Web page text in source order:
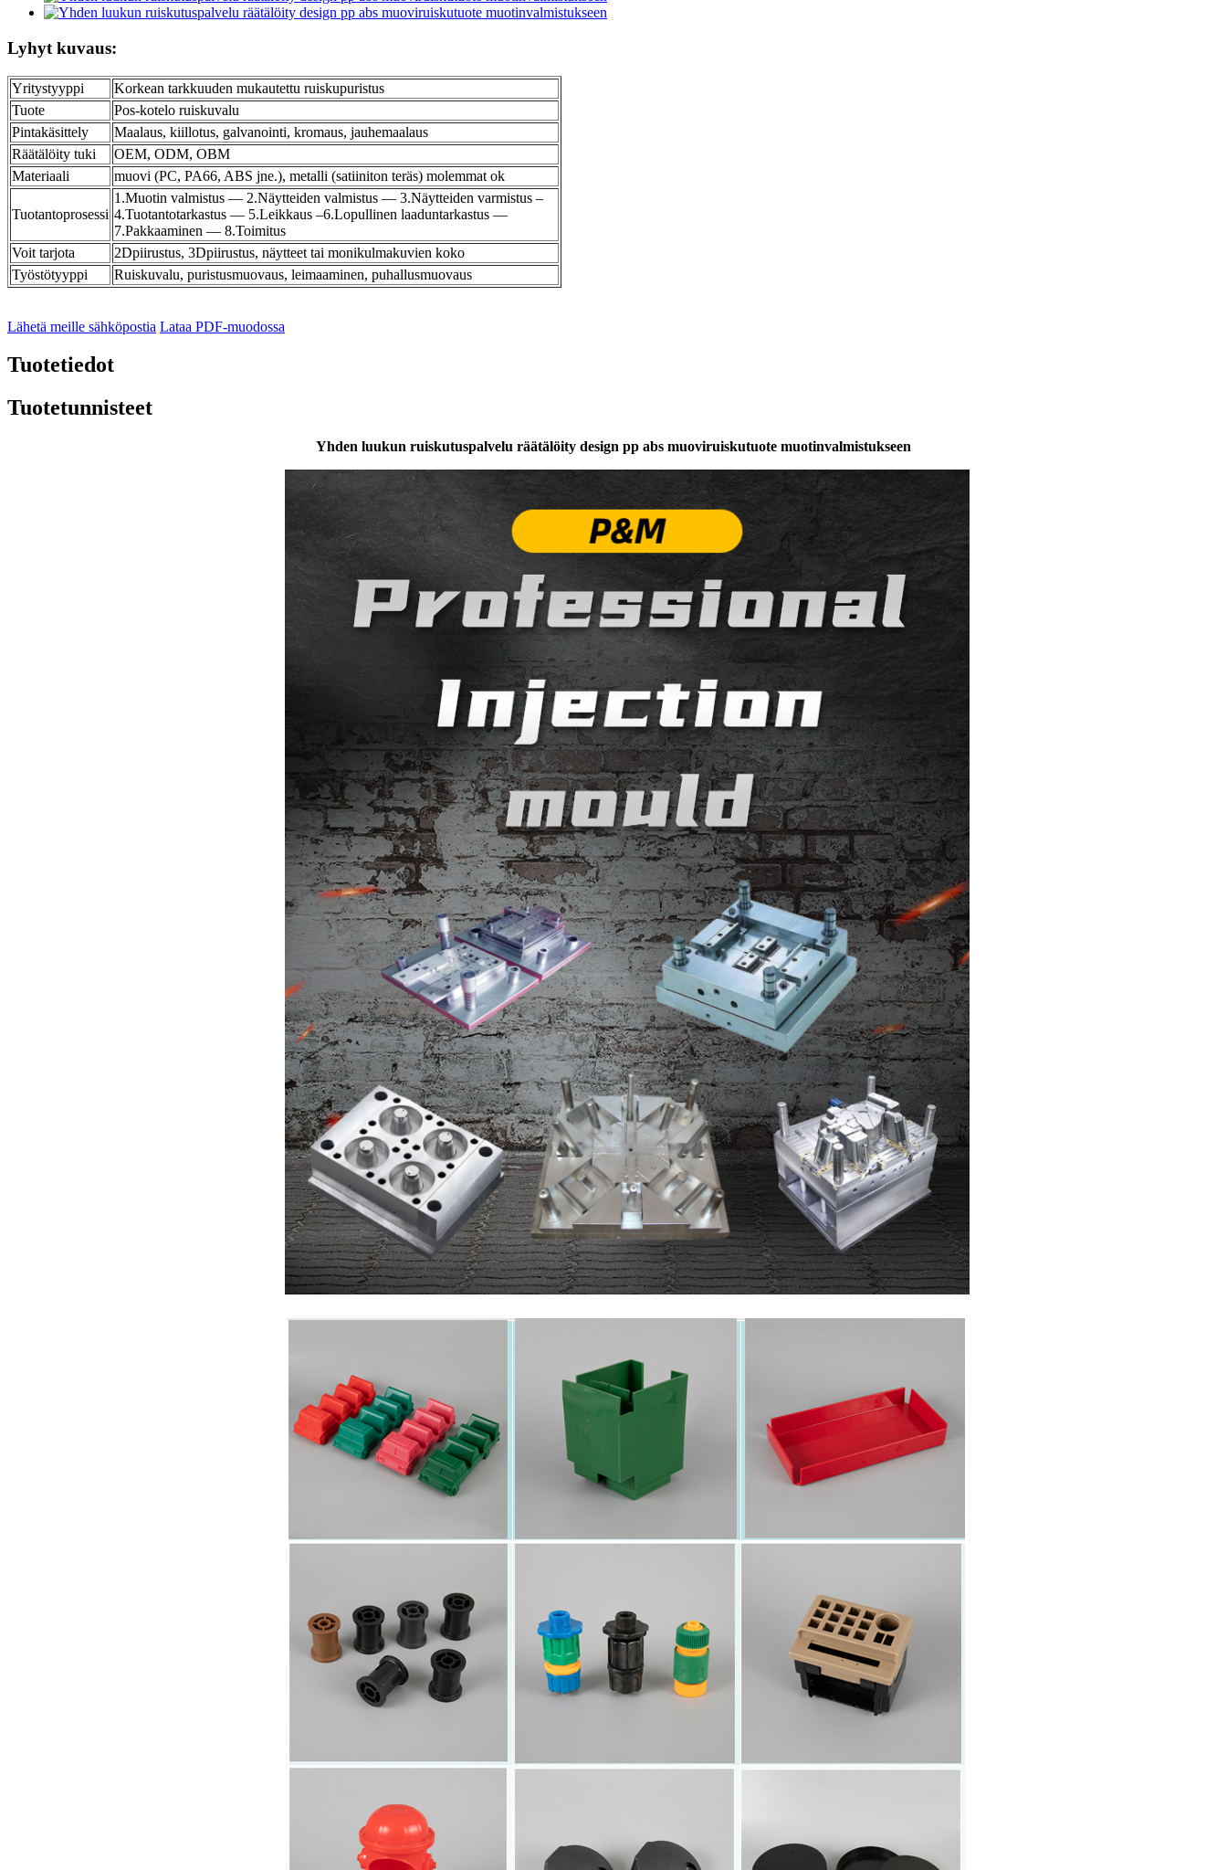
Lyhyt kuvaus:
Yritystyyppi
Korkean tarkkuuden mukautettu ruiskupuristus
Tuote
Pos-kotelo ruiskuvalu
Pintakäsittely
Maalaus, kiillotus, galvanointi, kromaus, jauhemaalaus
Räätälöity tuki
OEM, ODM, OBM
Materiaali
muovi (PC, PA66, ABS jne.), metalli (satiiniton teräs) molemmat ok
Tuotantoprosessi
1.Muotin valmistus — 2.Näytteiden valmistus — 3.Näytteiden varmistus –
4.Tuotantotarkastus — 5.Leikkaus –6.Lopullinen laaduntarkastus —
7.Pakkaaminen — 8.Toimitus
Voit tarjota
2Dpiirustus, 3Dpiirustus, näytteet tai monikulmakuvien koko
Työstötyyppi
Ruiskuvalu, puristusmuovaus, leimaaminen, puhallusmuovaus
Lähetä meille sähköpostia Lataa PDF-muodossa
Tuotetiedot
Tuotetunnisteet
Yhden luukun ruiskutuspalvelu räätälöity design pp abs muoviruiskutuote muotinvalmistukseen